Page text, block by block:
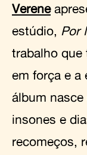
Verene
estúdio, Por
trabalho que
em força e a
álbum
insones e
recomeços,